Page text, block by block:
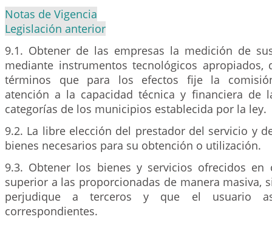
Notas de Vigencia
Legislación anterior
9.1. Obtener de las empresas la medición de
mediante instrumentos tecnológicos apropiados,
términos que para los efectos fije la
atención a la capacidad técnica y financiera de
categorías de los municipios establecida por la ley.
9.2. La libre elección del prestador del servicio y
bienes necesarios para su obtención o utilización.
9.3. Obtener los bienes y servicios ofrecidos en
superior a las proporcionadas de manera masiva,
perjudique a terceros y que el usuario
correspondientes.